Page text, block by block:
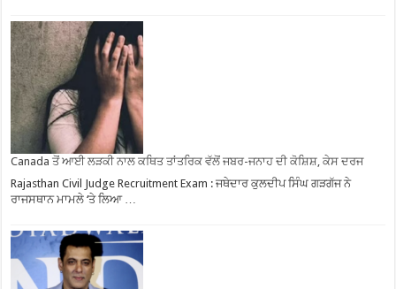
Canada ਤੋਂ ਆਈ ਲੜਕੀ ਨਾਲ ਕਥਿਤ ਤਾਂਤਰਿਕ ਵੱਲੋਂ ਜਬਰ-ਜਨਾਹ ਦੀ ਕੋਸ਼ਿਸ਼, ਕੇਸ ਦਰਜ
Rajasthan Civil Judge Recruitment Exam : ਜਥੇਦਾਰ ਕੁਲਦੀਪ ਸਿੰਘ ਗੜਗੱਜ ਨੇ
ਰਾਜਸਥਾਨ ਮਾਮਲੇ ‘ਤੇ ਲਿਆ …